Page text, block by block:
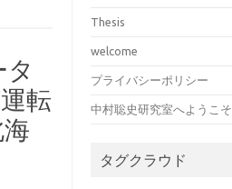
転
Thesis
welcome
プライバシーポリシー
中村聡史研究室へようこそ
タグクラウド